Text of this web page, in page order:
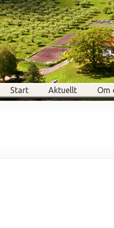
Start Aktuellt Om